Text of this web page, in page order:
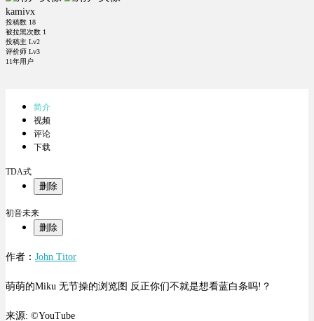
kamivx
投稿数 18
被拉黑次数 1
投稿主 Lv2
评价师 Lv3
11年用户
简介
视频
评论
下载
TDA式
删除
初音未来
删除
作者： John Titor
萌萌的Miku 无节操的浏览图 反正你们不就是想看蓝白条吗!？
来源: ©YouTube